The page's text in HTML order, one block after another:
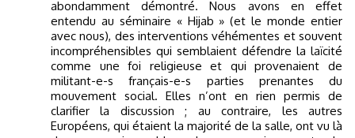
abondamment démontré. Nous avons en effet
entendu au séminaire « Hijab » (et le monde entier
avec nous), des interventions véhémentes et souvent
incompréhensibles qui semblaient défendre la laïcité
comme une foi religieuse et qui provenaient de
militant-e-s français-e-s parties prenantes du
mouvement social. Elles n’ont en rien permis de
clarifier la discussion ; au contraire, les autres
Européens, qui étaient la majorité de la salle, ont vu là